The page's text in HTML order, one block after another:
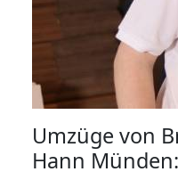
Umzüge von
Hann